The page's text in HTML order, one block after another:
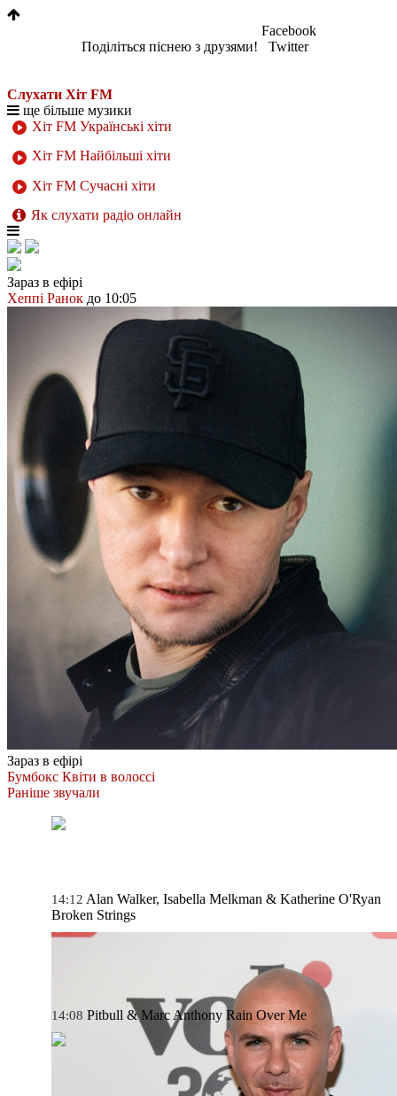
Поділіться піснею з друзями!
Facebook
Twitter
Слухати Хіт FM
ще більше музики
Хіт FM Українські хіти
Хіт FM Найбільші хіти
Хіт FM Сучасні хіти
Як слухати радіо онлайн
Зараз в ефірі
Хеппі Ранок до 10:05
Зараз в ефірі
Бумбокс Квіти в волоссі
Раніше звучали
14:12 Alan Walker, Isabella Melkman & Katherine O'Ryan
Broken Strings
14:08 Pitbull & Marc Anthony Rain Over Me